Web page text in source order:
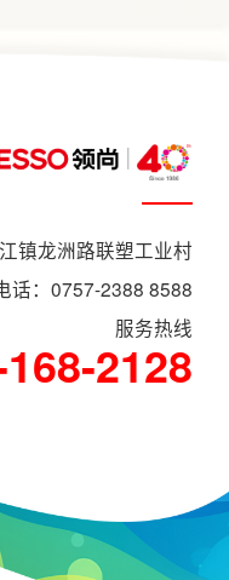
镇龙洲路联塑工业村
话：0757-2388 8588
服务热线
2128